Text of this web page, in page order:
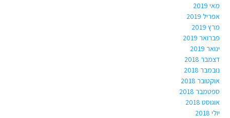
מאי 2019
אפריל 2019
מרץ 2019
פברואר 2019
ינואר 2019
דצמבר 2018
נובמבר 2018
אוקטובר 2018
ספטמבר 2018
אוגוסט 2018
יולי 2018